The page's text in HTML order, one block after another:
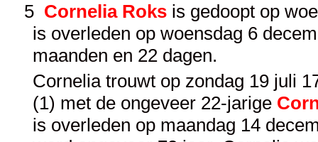
5 Cornelia Roksis gedoopt op
is overleden op woensdag 6
maanden en 22 dagen.
Cornelia trouwt op zondag 19 juli
(1) met de ongeveer 22-jarige
is overleden op maandag 14